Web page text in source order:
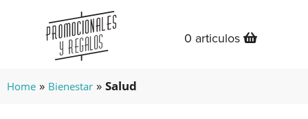
0 articulos
Home » Bienestar » Salud